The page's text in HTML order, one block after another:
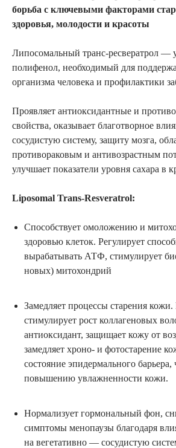
борьба с ключевыми факторами
здоровья, молодости и красоты
Липосомальный транс-ресвератрол —
полифенол, необходимый для
организма человека и профилактики
Проявляет антиоксидантные и
свойства, оказывает благотворное
сосудистую систему, защиту мозга,
противораковым и антивозрастным
улучшает показатели уровня сахара в
Liposomal Trans-Resveratrol:
Способствует омоложению и
здоровью клеток. Регулирует
вырабатывать АТФ, стимулирует
новых) митохондрий
Замедляет процессы старения кожи.
стимулирует рост коллагеновых
антиоксидант, защищает кожу от
замедляет хроно- и фотостарение
состояние эпидермального барьера,
повышению увлажненности кожи.
Нормализует гормональный фон,
симптомы менопаузы благодаря
на вегетативно — сосудистую